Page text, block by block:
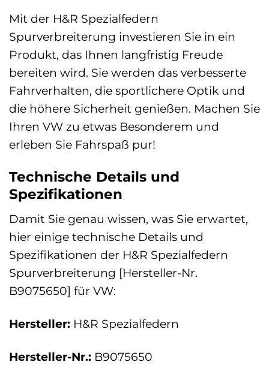
Mit der H&R Spezialfedern
Spurverbreiterung investieren Sie in ein
Produkt, das Ihnen langfristig Freude
bereiten wird. Sie werden das verbesserte
Fahrverhalten, die sportlichere Optik und
die höhere Sicherheit genießen. Machen Sie
Ihren VW zu etwas Besonderem und
erleben Sie Fahrspaß pur!
Technische Details und
Spezifikationen
Damit Sie genau wissen, was Sie erwartet,
hier einige technische Details und
Spezifikationen der H&R Spezialfedern
Spurverbreiterung [Hersteller-Nr.
B9075650] für VW:
Hersteller: H&R Spezialfedern
Hersteller-Nr.: B9075650